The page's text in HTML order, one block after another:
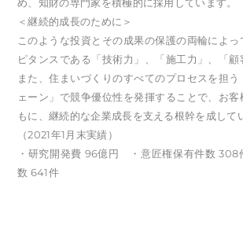
＜継続的成長のために＞
このような投資とその成果の保護の両輪によ
ピタンスである「技術力」、「施工力」、「顧
また、住まいづくりのすべてのプロセスを担
ェーン」で競争優位性を発揮することで、お客
もに、継続的な企業成長を支える根幹を成して
（2021年1月末実績）
・研究開発費 96億円 ・意匠権保有件数
数 641件